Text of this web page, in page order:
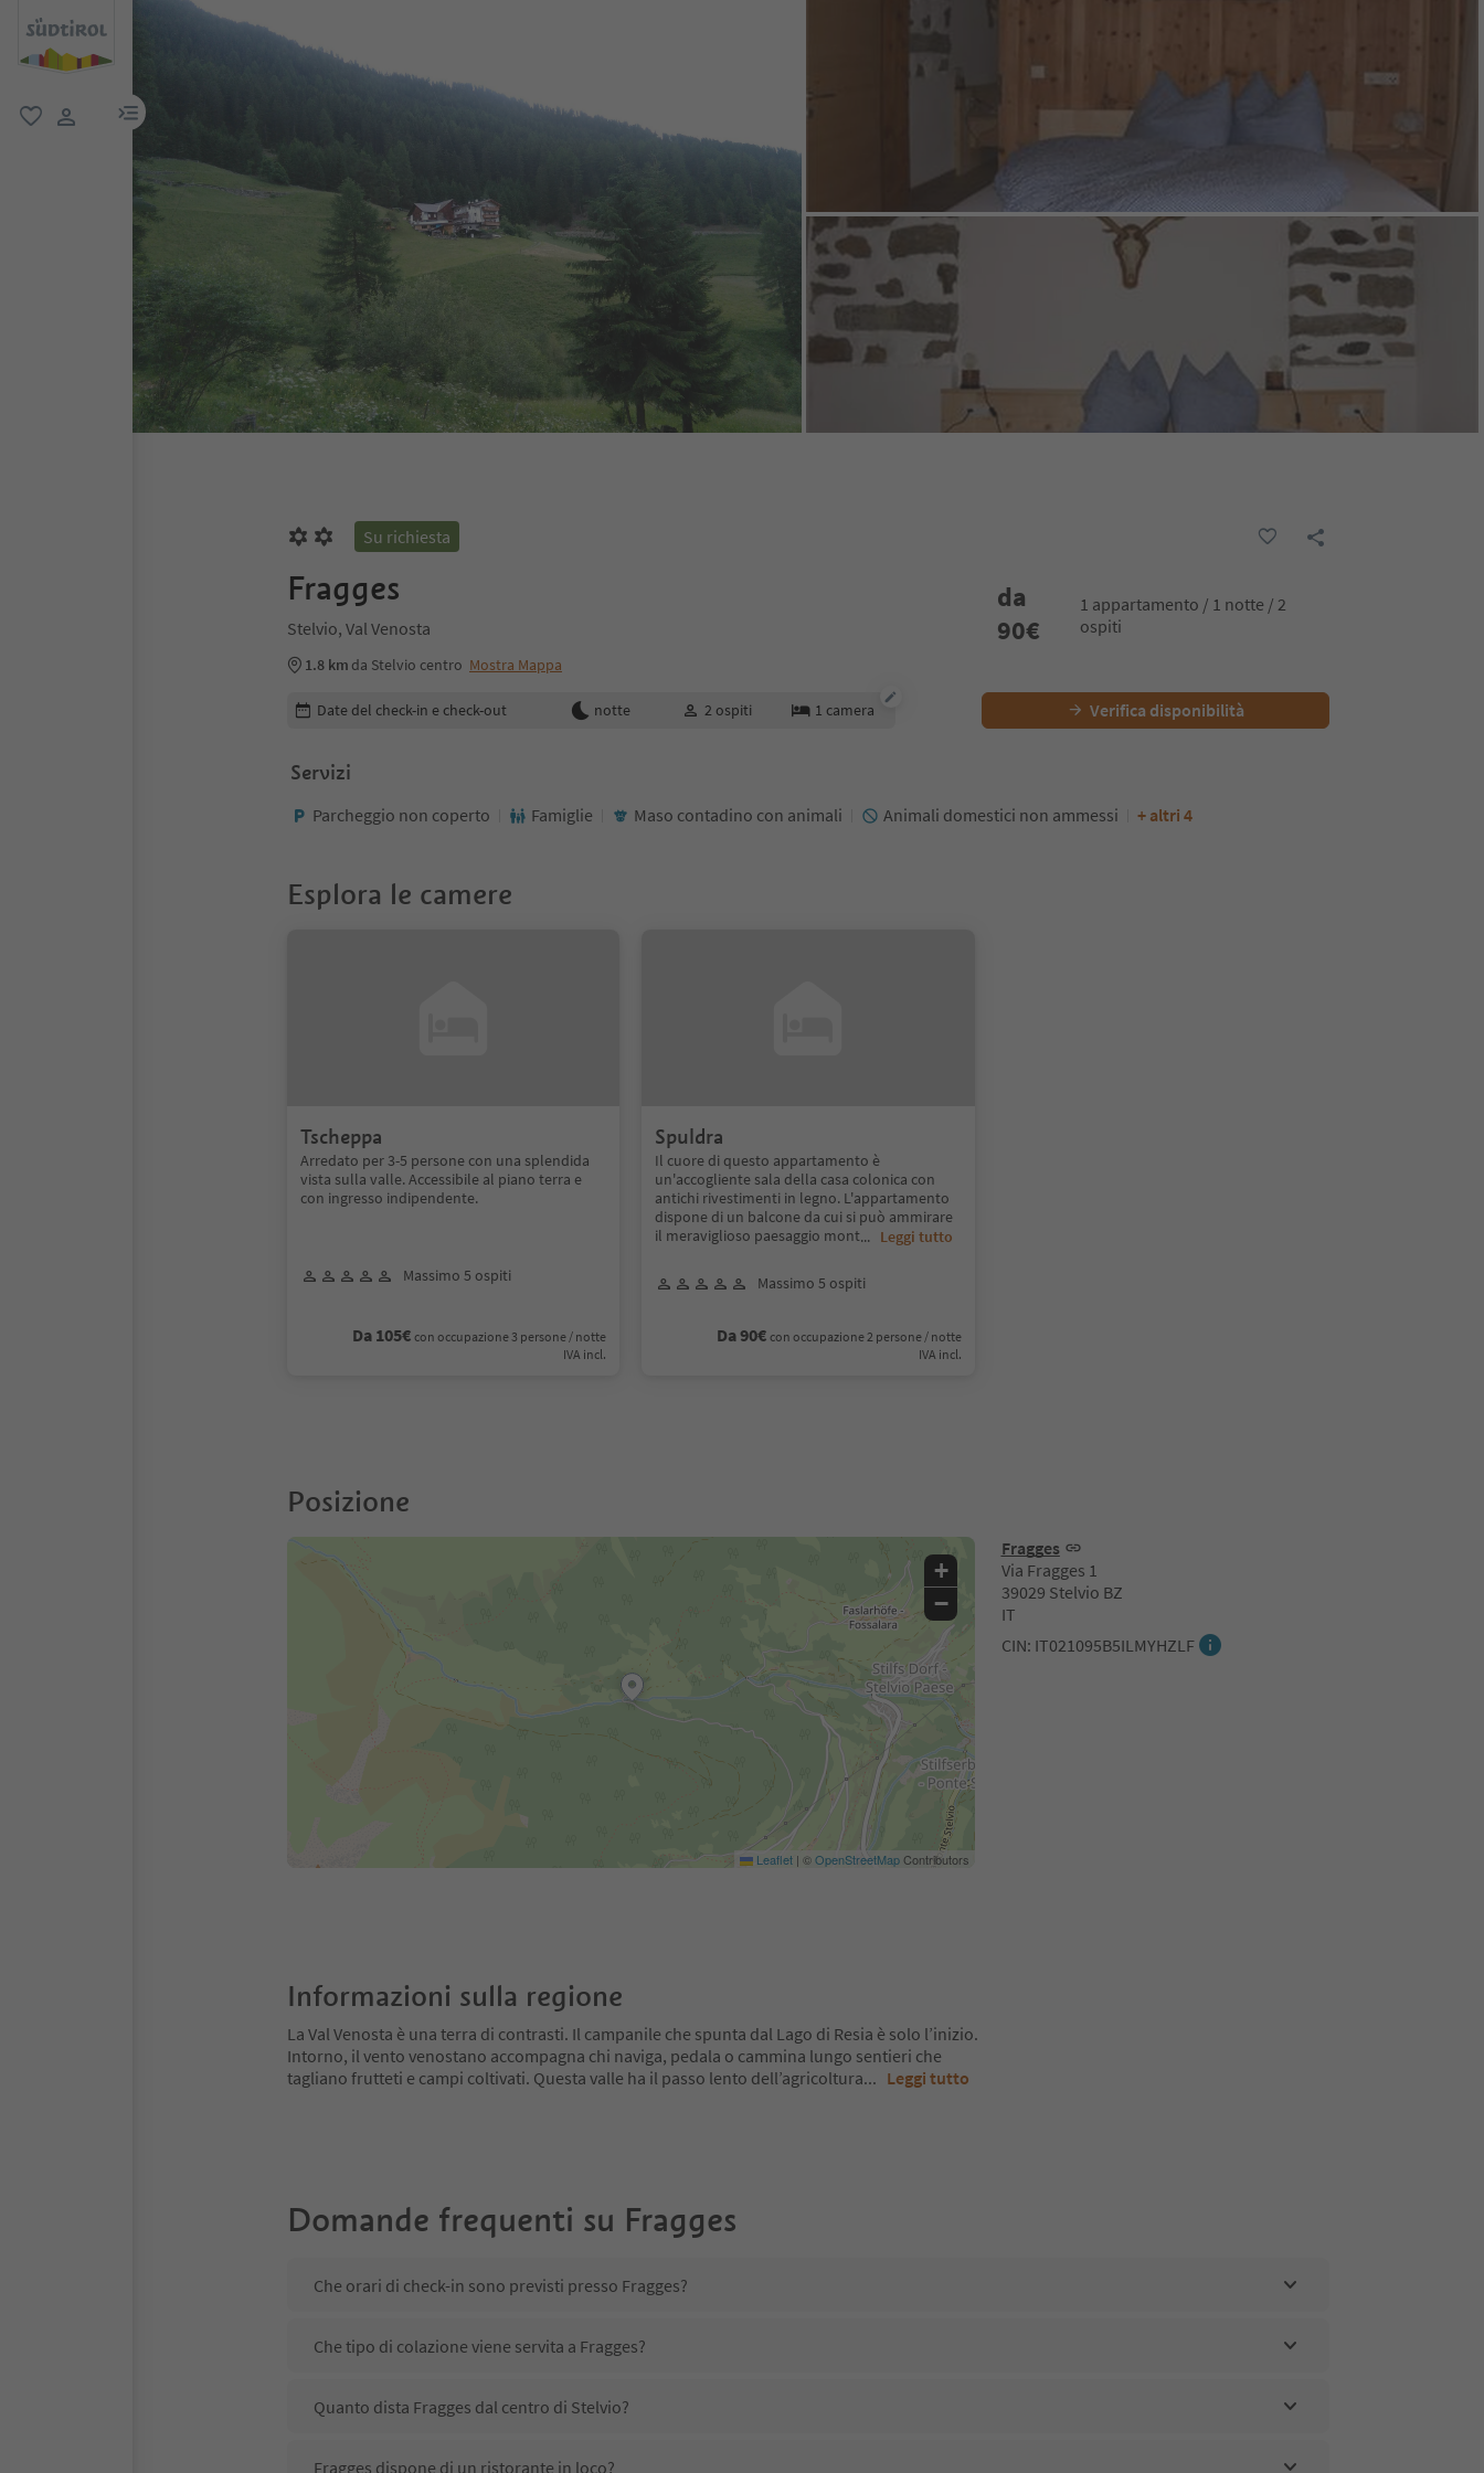
menu link
Su richiesta
Fragges
Stelvio, Val Venosta
1.8 km da Stelvio centro Mostra Mappa
da
90€
1 appartamento / 1 notte / 2
ospiti
Modifica i dettagli della prenotazione
Date del check-in e check-out notte 2 ospiti 1 camera Verifica disponibilità
Servizi
Parcheggio non coperto Famiglie Maso contadino con animali Animali domestici non ammessi + altri 4
Esplora le camere
Tscheppa
Arredato per 3-5 persone con una splendida
vista sulla valle. Accessibile al piano terra e
con ingresso indipendente.
Massimo 5 ospiti
Da 105€ con occupazione 3 persone / notte
IVA incl.
Spuldra
Il cuore di questo appartamento è
un'accogliente sala della casa colonica con
antichi rivestimenti in legno. L'appartamento
dispone di un balcone da cui si può ammirare
il meraviglioso paesaggio mont... Leggi tutto
Massimo 5 ospiti
Da 90€ con occupazione 2 persone / notte
IVA incl.
Posizione
Fragges
Via Fragges 1
39029 Stelvio BZ
IT
CIN: IT021095B5ILMYHZLF
+
−
Leaflet | ©OpenStreetMapContributors
Informazioni sulla regione
La Val Venosta è una terra di contrasti. Il campanile che spunta dal Lago di Resia è solo l’inizio.
Intorno, il vento venostano accompagna chi naviga, pedala o cammina lungo sentieri che
tagliano frutteti e campi coltivati. Questa valle ha il passo lento dell’agricoltura... Leggi tutto
Domande frequenti su Fragges
Che orari di check-in sono previsti presso Fragges?
Che tipo di colazione viene servita a Fragges?
Quanto dista Fragges dal centro di Stelvio?
Fragges dispone di un ristorante in loco?